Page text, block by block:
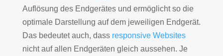
Auflösung des Endgerätes und ermöglicht so die
optimale Darstellung auf dem jeweiligen Endgerät.
Das bedeutet auch, dass responsive Websites
nicht auf allen Endgeräten gleich aussehen. Je